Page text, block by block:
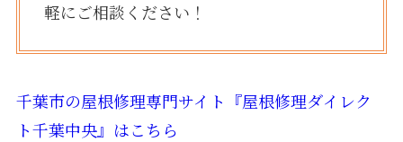
軽にご相談ください！
千葉市の屋根修理専門サイト『屋根修理ダイレク
ト千葉中央』はこちら